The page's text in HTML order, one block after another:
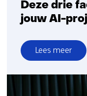
Deze drie
jouw AI-
Lees meer
over
Deze